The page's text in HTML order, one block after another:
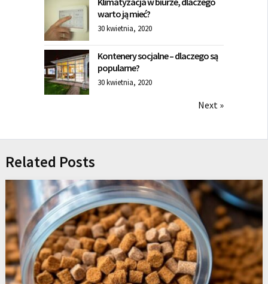
warto ją mieć?
30 kwietnia, 2020
Kontenery socjalne – dlaczego są
popularne?
30 kwietnia, 2020
Next »
Related Posts